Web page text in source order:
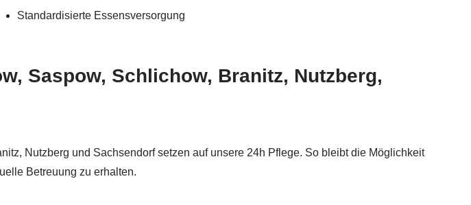
Standardisierte Essensversorgung
Saspow, Schlichow, Branitz, Nutzberg,
Nutzberg und Sachsendorf setzen auf unsere 24h Pflege. So bleibt die Möglichkeit
Betreuung zu erhalten.